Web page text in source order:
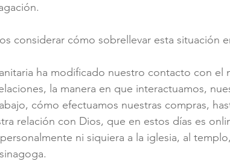
considerar cómo sobrellevar esta situación
ha modificado nuestro contacto con el
la manera en que interactuamos,
cómo efectuamos nuestras compras,
relación con Dios, que en estos días es
ni siquiera a la iglesia, al